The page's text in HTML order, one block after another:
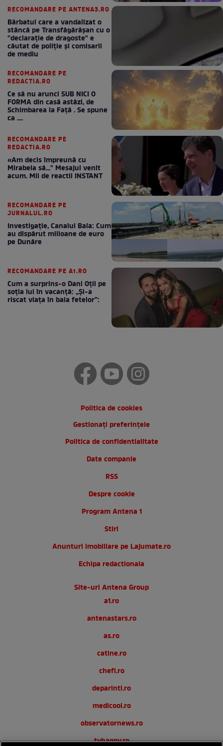
RECOMANDARE PE ANTENA3.RO
Bărbatul care a vandalizat o
stâncă pe Transfăgărășan cu o
"declaraţie de dragoste" e
căutat de poliție și comisarii
de mediu
RECOMANDARE PE
REDACTIA.RO
Ce să nu arunci SUB NICI O
FORMA din casă astăzi, de
Schimbarea la Față . Se spune
ca ....
RECOMANDARE PE
REDACTIA.RO
«Am decis împreună cu
Mirabela să..." Mesajul venit
acum. Mii de reactii INSTANT
RECOMANDARE PE
JURNALUL.RO
Investigație, Canalul Bala: Cum
au dispărut milioane de euro
pe Dunăre
RECOMANDARE PE A1.RO
Cum a surprins-o Dani Oțil pe
soția lui în vacanță: „Și-a
riscat viața în baia fetelor”:
Politica de cookies
Gestionați preferințele
Politica de confidentialitate
Date companie
RSS
Despre cookie
Program Antena 1
Stiri
Anunturi imobiliare pe Lajumate.ro
Echipa redactionala
Site-uri Antena Group
a1.ro
antenastars.ro
as.ro
catine.ro
chefi.ro
deparinti.ro
medicool.ro
observatornews.ro
tvhappy.ro